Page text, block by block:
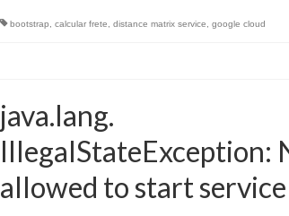
bootstrap calcular frete distance matrix service google cloud
java.lang.
IllegalStateException:
allowed to start